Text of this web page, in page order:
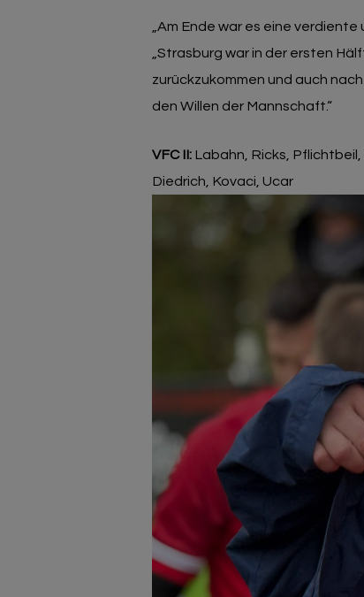
„Am Ende war es eine
„Strasburg war in der ersten
zurückzukommen und auch
den Willen der Mannschaft.“
VFC II: Labahn, Ricks, Pflichtbeil,
Diedrich, Kovaci, Ucar